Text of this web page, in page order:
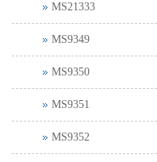
MS21333
MS9349
MS9350
MS9351
MS9352